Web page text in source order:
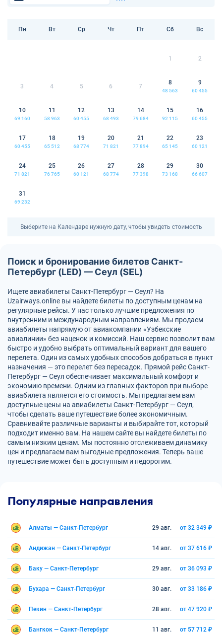
Пн Вт Ср Чт Пт Сб Вс
1 2
3 4 5 6 7
8
48 563
9
60 455
10
69 160
11
58 963
12
60 455
13
68 493
14
79 684
15
92 115
16
60 455
17
60 455
18
65 512
19
68 774
20
71 821
21
77 894
22
65 145
23
60 121
24
71 821
25
76 765
26
60 121
27
68 774
28
77 398
29
73 168
30
66 607
31
69 232
Выберите на Календаре нужную дату, чтобы увидеть стоимость
Поиск и бронирование билетов Санкт-
Петербург (LED) — Сеул (SEL)
Ищете авиабилеты Санкт-Петербург — Сеул? На
Uzairways.online вы найдете билеты по доступным ценам на
регулярные рейсы. У нас только лучшие предложения по
внутренним и международным направлениям. Мы продаем
авиабилеты напрямую от авиакомпании «Узбекские
авиалинии» без наценок и комиссий. Наш сервис позволит вам
быстро и удобно выбрать оптимальный вариант для вашего
перелета. Один из самых удобных способов добраться в пункт
назначения — это перелет без пересадок. Прямой рейс Санкт-
Петербург — Сеул обеспечивает максимальный комфорт и
экономию времени. Одним из главных факторов при выборе
авиабилета является его стоимость. Мы предлагаем вам
доступные цены на авиабилеты Санкт-Петербург — Сеул,
чтобы сделать ваше путешествие более экономичным.
Сравнивайте различные варианты и выбирайте тот, который
подходит именно вам. На нашем сайте вы найдете билеты по
самым низким ценам. Мы постоянно отслеживаем динамику
цен и предлагаем вам выгодные предложения. Теперь ваше
путешествие может быть доступным и недорогим.
Популярные направления
Алматы — Санкт-Петербург 29 авг. от 32 349 ₽
Андижан — Санкт-Петербург 14 авг. от 37 616 ₽
Баку — Санкт-Петербург 29 авг. от 36 093 ₽
Бухара — Санкт-Петербург 30 авг. от 33 186 ₽
Пекин — Санкт-Петербург 28 авг. от 47 920 ₽
Бангкок — Санкт-Петербург 11 авг. от 57 712 ₽